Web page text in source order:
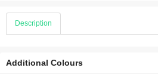
Description
Additional Colours